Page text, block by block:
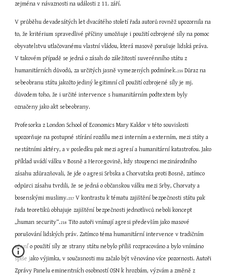
zejména v návaznosti na události z 11. září.
V průběhu devadesátých let dvacátého století řada autorů rovněž upozornila na
to, že kritérium spravedlivé příčiny umožňuje i použití ozbrojené síly na pomoc
obyvatelstvu utlačovanému vlastní vládou, která masově porušuje lidská práva.
V takovém případě se jedná o zásah do záležitostí suverénního státu z
humanitárních důvodů, za určitých jasně vymezených podmínek.216 Důraz na
sebeobranu státu jakožto jediný legitimní cíl použití ozbrojené síly je mj.
důvodem toho, že i určité intervence s humanitárním podtextem byly
označeny jako akt sebeobrany.
Profesorka z London School of Economics Mary Kaldor v této souvislosti
upozorňuje na postupné stírání rozdílu mezi interním a externím, mezi státy a
nestátními aktéry, a v posledku pak mezi agresí a humanitární katastrofou. Jako
příklad uvádí válku v Bosně a Hercegovině, kdy stoupenci mezinárodního
zásahu zdůrazňovali, že jde o agresi Srbska a Chorvatska proti Bosně, zatímco
odpůrci zásahu tvrdili, že se jedná o občanskou válku mezi Srby, Chorvaty a
bosenskými muslimy.217 V kontrastu k tématu zajištění bezpečnosti státu pak
řada teoretiků obhajuje zajištění bezpečnosti jednotlivců neboli koncept
„human security“.218 Tito autoři vnímají agresi především jako masové
porušování lidských práv. Zatímco téma humanitární intervence v tradičním
učení o použití síly ze strany státu nebylo příliš rozpracováno a bylo vnímáno
spíše jako výjimka, v současnosti mu začalo být věnováno více pozornosti. Autoři
Zprávy Panelu eminentních osobností OSN k hrozbám, výzvám a změně z